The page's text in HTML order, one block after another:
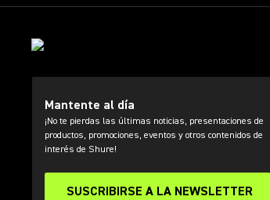
Mantente al día
¡No te pierdas las últimas noticias, presentaciones de
productos, promociones, eventos y otros contenidos de
interés de Shure!
SUSCRIBIRSE A LA NEWSLETTER